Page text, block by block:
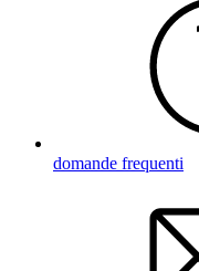
domande frequenti